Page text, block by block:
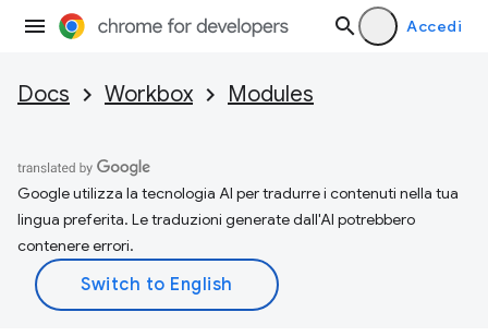
Accedi
Docs Workbox Modules
Google utilizza la tecnologia AI per tradurre i contenuti nella tua
lingua preferita. Le traduzioni generate dall'AI potrebbero
contenere errori.